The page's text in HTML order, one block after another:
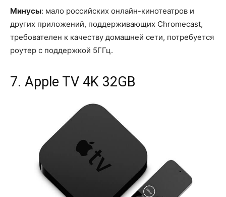
Минусы: мало российских онлайн-кинотеатров и
других приложений, поддерживающих Chromecast,
требователен к качеству домашней сети, потребуется
роутер с поддержкой 5ГГц.
7. Apple TV 4K 32GB